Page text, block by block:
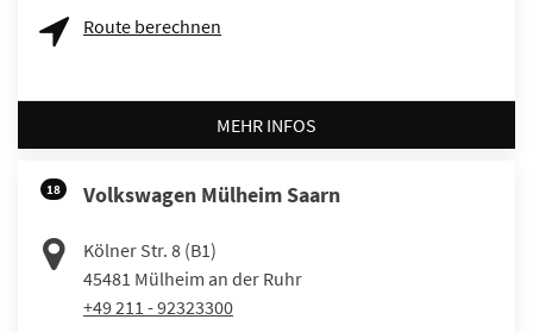
Route berechnen
MEHR INFOS
18 Volkswagen Mülheim Saarn
Kölner Str. 8 (B1)
45481 Mülheim an der Ruhr
+49 211 - 92323300